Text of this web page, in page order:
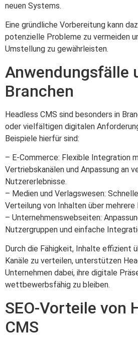
neuen Systems.
Eine gründliche Vorbereitung kann
potenzielle Probleme zu vermeiden
Umstellung zu gewährleisten.
Anwendungsfälle
Branchen
Headless CMS sind besonders in
oder vielfältigen digitalen
Beispiele hierfür sind:
– E-Commerce: Flexible Integration
Vertriebskanälen und Anpassung an
Nutzererlebnisse.
– Medien und Verlagswesen:
Verteilung von Inhalten über
– Unternehmenswebseiten:
Nutzergruppen und einfache
Durch die Fähigkeit, Inhalte effizient
Kanäle zu verteilen, unterstützen
Unternehmen dabei, ihre digitale
wettbewerbsfähig zu bleiben.
SEO-Vorteile von
CMS